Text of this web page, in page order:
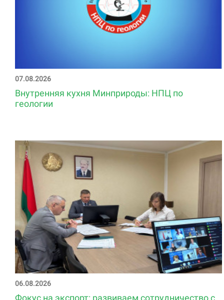
07.08.2026
Внутренняя кухня Минприроды: НПЦ по
геологии
06.08.2026
Фокус на экспорт: развиваем сотрудничество с